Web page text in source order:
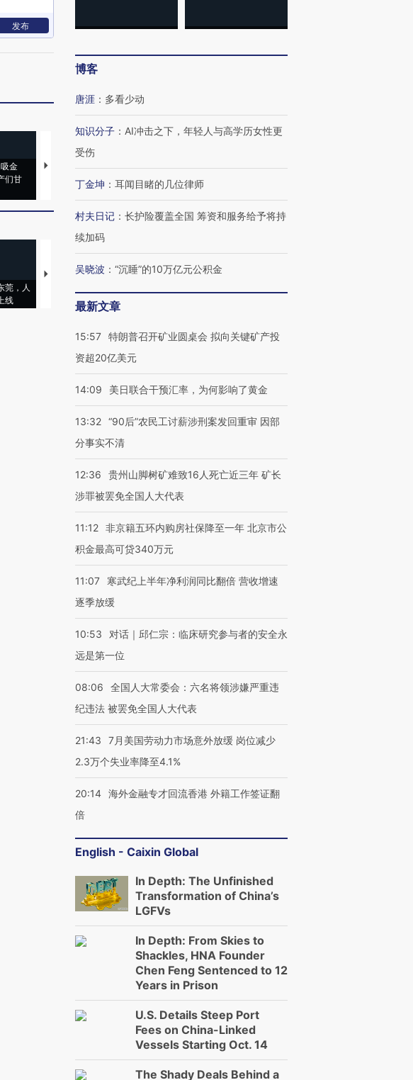
发布
金
们甘
马航飞行员跨国走私7万
粒摇头丸 尿检体内含3种
视线｜被称为“蟑螂”的印
度Z世代 用街头抗争将教
育部长拱下台
视线｜“入侵”还是“人道危
莞，人
线
【推广】走进第四届链博
博客
唐涯 ： 多看少动
知识分子 ： AI冲击之下，年轻人与高学历女性更
受伤
丁金坤 ： 耳闻目睹的几位律师
村夫日记 ： 长护险覆盖全国 筹资和服务给予将持
续加码
吴晓波 ： “沉睡”的10万亿元公积金
最新文章
15:57 特朗普召开矿业圆桌会 拟向关键矿产投
资超20亿美元
14:09 美日联合干预汇率，为何影响了黄金
13:32 “90后”农民工讨薪涉刑案发回重审 因部
分事实不清
12:36
贵州山脚树矿难致16人死亡近三年 矿长
涉罪被罢免全国人大代表
11:12 非京籍五环内购房社保降至一年 北京市公
积金最高可贷340万元
11:07
寒武纪上半年净利润同比翻倍 营收增速
逐季放缓
10:53
对话｜邱仁宗：临床研究参与者的安全永
远是第一位
08:06
全国人大常委会：六名将领涉嫌严重违
纪违法 被罢免全国人大代表
21:43
7月美国劳动力市场意外放缓 岗位减少
2.3万个失业率降至4.1%
20:14 海外金融专才回流香港 外籍工作签证翻
倍
English - Caixin Global
In Depth: The Unfinished
Transformation of China’s
LGFVs
In Depth: From Skies to
Shackles, HNA Founder
Chen Feng Sentenced to 12
Years in Prison
U.S. Details Steep Port
Fees on China-Linked
Vessels Starting Oct. 14
The Shady Deals Behind a